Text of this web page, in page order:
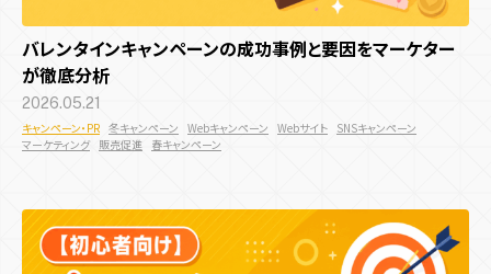
バレンタインキャンペーンの成功事例と要因をマーケター
が徹底分析
2026.05.21
キャンペーン・PR 冬キャンペーン Webキャンペーン Webサイト SNSキャンペーン
マーケティング 販売促進 春キャンペーン